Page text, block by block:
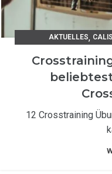
AKTUELLES,
12 Crosstraining